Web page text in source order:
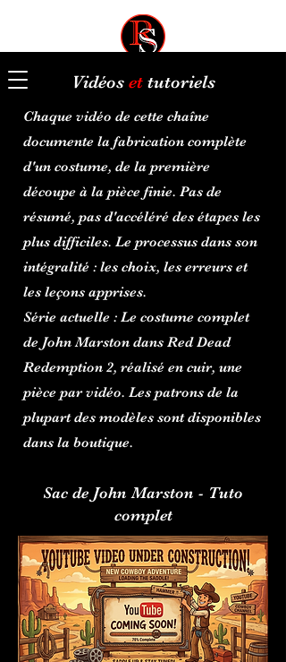
Vidéos et tutoriels
Chaque vidéo de cette chaîne
documente la fabrication complète
d'un costume, de la première
découpe à la pièce finie. Pas de
résumé, pas d'accéléré des étapes les
plus difficiles. Le processus dans son
intégralité : les choix, les erreurs et
les leçons apprises.
Série actuelle : Le costume complet
de John Marston dans Red Dead
Redemption 2, réalisé en cuir, une
pièce par vidéo. Les patrons de la
plupart des modèles sont disponibles
dans la boutique.
Sac de John Marston - Tuto
complet